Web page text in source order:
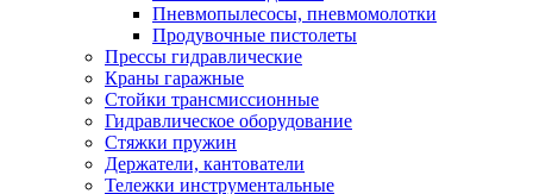
Пневмопылесосы, пневмомолотки
Продувочные пистолеты
Прессы гидравлические
Краны гаражные
Стойки трансмиссионные
Гидравлическое оборудование
Стяжки пружин
Держатели, кантователи
Тележки инструментальные